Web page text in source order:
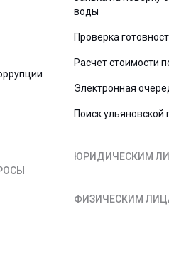
воды
Проверка
Расчет стоимости
Электронная
Поиск ульяновской
ЮРИДИЧЕСКИМ
ФИЗИЧЕСКИМ